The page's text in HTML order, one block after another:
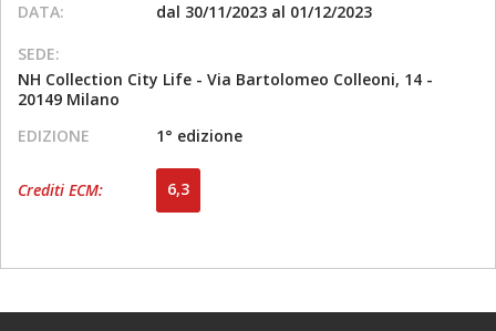
DATA:
dal 30/11/2023 al 01/12/2023
SEDE:
NH Collection City Life - Via Bartolomeo Colleoni, 14 -
20149 Milano
EDIZIONE
1° edizione
Crediti ECM: 6,3